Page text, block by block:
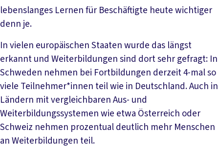
lebenslanges Lernen für Beschäftigte heute wichtiger
denn je.
In vielen europäischen Staaten wurde das längst
erkannt und Weiterbildungen sind dort sehr gefragt: In
Schweden nehmen bei Fortbildungen derzeit 4-mal so
viele Teilnehmer*innen teil wie in Deutschland. Auch in
Ländern mit vergleichbaren Aus- und
Weiterbildungssystemen wie etwa Österreich oder
Schweiz nehmen prozentual deutlich mehr Menschen
an Weiterbildungen teil.